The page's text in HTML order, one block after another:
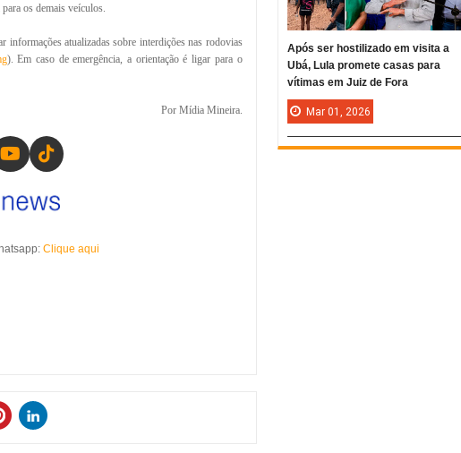
os demais veículos.
informações atualizadas sobre interdições nas rodovias
). Em caso de emergência, a orientação é ligar para o
Por Mídia Mineira.
Clique aqui
Após ser hostilizado em visita a
Ubá, Lula promete casas para
vítimas em Juiz de Fora
Mar 01, 2026